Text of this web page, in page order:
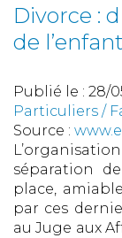
Divorce :
de l’enfant
Publié le : 28/
Particuliers /
Source :
séparation
place,
par ces
au Juge aux